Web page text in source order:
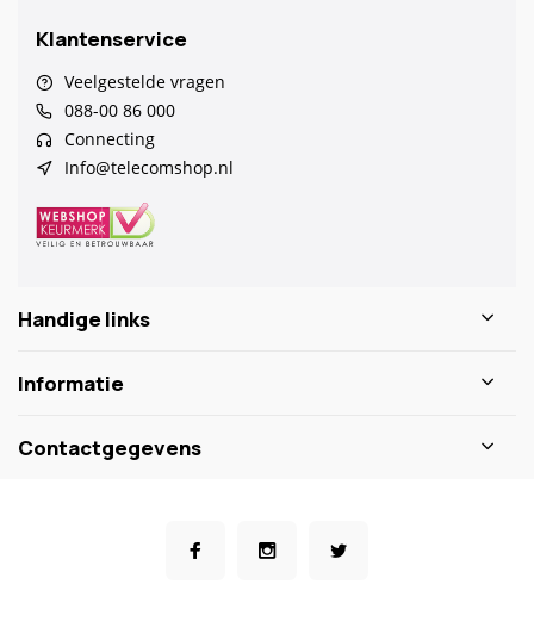
Klantenservice
Veelgestelde vragen
088-00 86 000
Connecting
Info@telecomshop.nl
Handige links
Informatie
Contactgegevens